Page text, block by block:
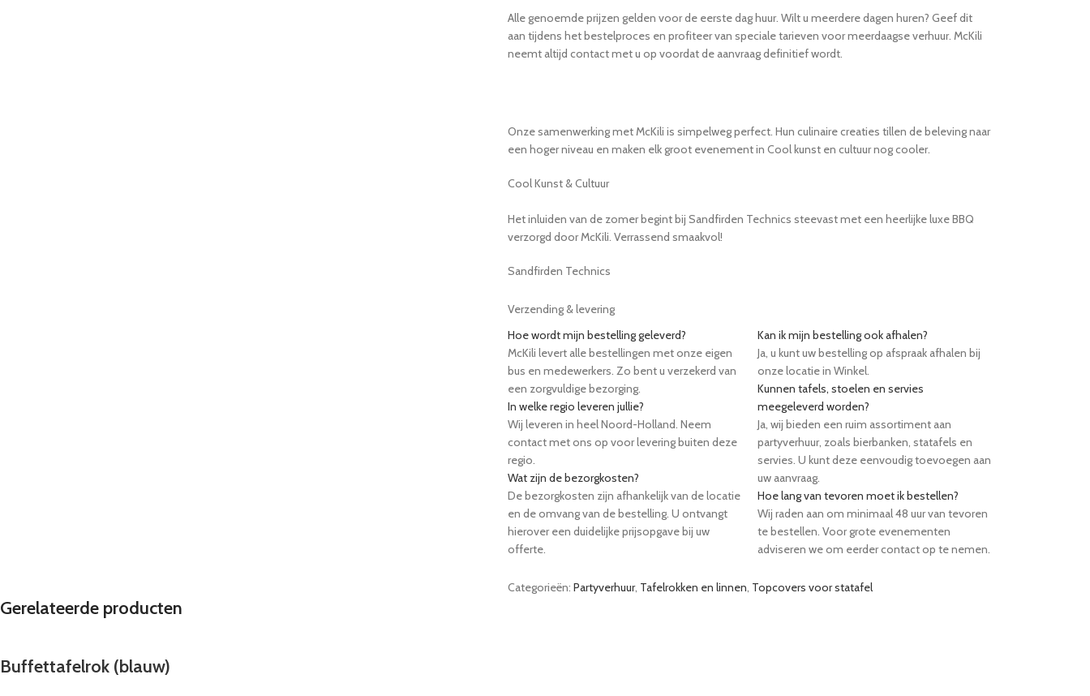
Alle genoemde prijzen gelden voor de eerste dag huur. Wilt u meerdere dagen huren? Geef dit
aan tijdens het bestelproces en profiteer van speciale tarieven voor meerdaagse verhuur. McKili
neemt altijd contact met u op voordat de aanvraag definitief wordt.
Onze samenwerking met McKili is simpelweg perfect. Hun culinaire creaties tillen de beleving naar
een hoger niveau en maken elk groot evenement in Cool kunst en cultuur nog cooler.
Cool Kunst & Cultuur
Het inluiden van de zomer begint bij Sandfirden Technics steevast met een heerlijke luxe BBQ
verzorgd door McKili. Verrassend smaakvol!
Sandfirden Technics
Verzending & levering
Hoe wordt mijn bestelling geleverd?
McKili levert alle bestellingen met onze eigen
bus en medewerkers. Zo bent u verzekerd van
een zorgvuldige bezorging.
In welke regio leveren jullie?
Wij leveren in heel Noord-Holland. Neem
contact met ons op voor levering buiten deze
regio.
Wat zijn de bezorgkosten?
De bezorgkosten zijn afhankelijk van de locatie
en de omvang van de bestelling. U ontvangt
hierover een duidelijke prijsopgave bij uw
offerte.
Kan ik mijn bestelling ook afhalen?
Ja, u kunt uw bestelling op afspraak afhalen bij
onze locatie in Winkel.
Kunnen tafels, stoelen en servies
meegeleverd worden?
Ja, wij bieden een ruim assortiment aan
partyverhuur, zoals bierbanken, statafels en
servies. U kunt deze eenvoudig toevoegen aan
uw aanvraag.
Hoe lang van tevoren moet ik bestellen?
Wij raden aan om minimaal 48 uur van tevoren
te bestellen. Voor grote evenementen
adviseren we om eerder contact op te nemen.
Categorieën: Partyverhuur, Tafelrokken en linnen, Topcovers voor statafel
Gerelateerde producten
Buffettafelrok (blauw)